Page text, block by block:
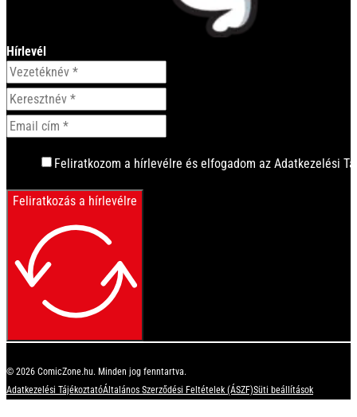
Hírlevél
Feliratkozom a hírlevélre és elfogadom az Adatkezelési
Feliratkozás a hírlevélre
© 2026 ComicZone.hu. Minden jog fenntartva.
Adatkezelési TájékoztatóÁltalános Szerződési Feltételek (ÁSZF)Süti beállítások